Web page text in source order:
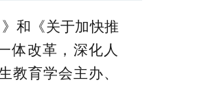
和《关于加快推
体改革，深化人
教育学会主办、